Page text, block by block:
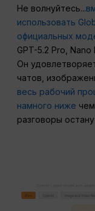
Не волнуйтесь...
использовать
официальных
GPT-5.2 Pro, Nano
Он
чатов,
весь рабочий
намного ниже
разговоры